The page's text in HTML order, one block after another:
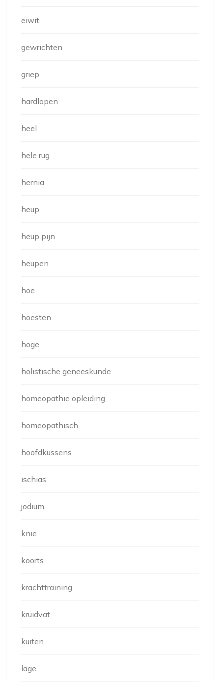
eiwit
gewrichten
griep
hardlopen
heel
hele rug
hernia
heup
heup pijn
heupen
hoe
hoesten
hoge
holistische geneeskunde
homeopathie opleiding
homeopathisch
hoofdkussens
ischias
jodium
knie
koorts
krachttraining
kruidvat
kuiten
lage